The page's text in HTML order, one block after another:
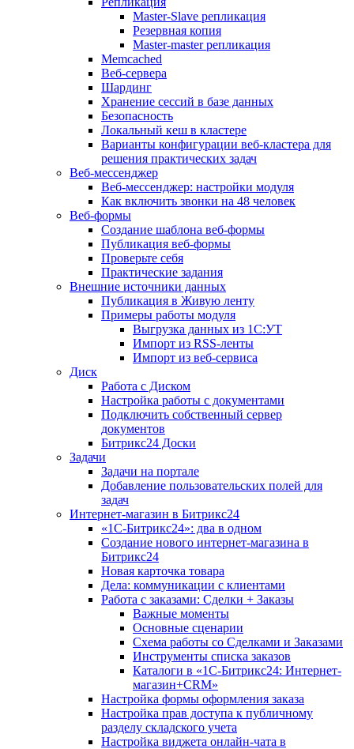
Master-Slave репликация
Резервная копия
Master-master репликация
Memcached
Веб-сервера
Шардинг
Хранение сессий в базе данных
Безопасность
Локальный кеш в кластере
Варианты конфигурации веб-кластера для
решения практических задач
Веб-мессенджер
Веб-мессенджер: настройки модуля
Как включить звонки на 48 человек
Веб-формы
Создание шаблона веб-формы
Публикация веб-формы
Проверьте себя
Практические задания
Внешние источники данных
Публикация в Живую ленту
Примеры работы модуля
Выгрузка данных из 1С:УТ
Импорт из RSS-ленты
Импорт из веб-сервиса
Диск
Работа с Диском
Настройка работы с документами
Подключить собственный сервер
документов
Битрикс24 Доски
Задачи
Задачи на портале
Добавление пользовательских полей для
задач
Интернет-магазин в Битрикс24
«1С-Битрикс24»: два в одном
Создание нового интернет-магазина в
Битрикс24
Новая карточка товара
Дела: коммуникации с клиентами
Работа с заказами: Сделки + Заказы
Важные моменты
Основные сценарии
Схема работы со Сделками и Заказами
Инструменты списка заказов
Каталоги в «1С-Битрикс24: Интернет-
магазин+CRM»
Настройка формы оформления заказа
Настройка прав доступа к публичному
разделу складского учета
Настройка виджета онлайн-чата в